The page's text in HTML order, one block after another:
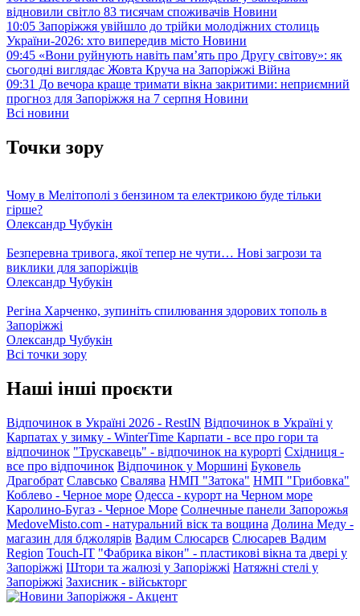
відновили світло 83 тисячам споживачів Новини
10:05 Запоріжжя увійшло до трійки молодіжних столиць
України-2026: хто випередив місто Новини
09:45 «Вони руйнують навіть пам’ять про Другу світову»: як
сьогодні виглядає Жовта Круча на Запоріжжі Війна
09:31 До вечора краще тримати вікна закритими: неприємний
прогноз для Запоріжжя на 7 серпня Новини
Всі новини
Точки зору
Чому в Мелітополі з бензином та електрикою буде тільки
гірше?
Олександр Чубукін
Безперевна тривога, якої тепер не чути… Нові загрози та
виклики для запоріжців
Олександр Чубукін
Регіна Харченко, зупиніть спилювання здорових тополь в
Запоріжжі
Олександр Чубукін
Всі точки зору
Наші інші проєкти
Відпочинок в Україні 2026 - RestIN Відпочинок в Україні у
Карпатах у зимку - WinterTime Карпати - все про гори та
відпочинок "Трускавець" - відпочинок на курорті Східниця -
все про відпочинок Відпочинок у Моршині Буковель
Драгобрат Славсько Свалява НМП "Затока" НМП "Грибовка"
Коблево - Черное море Одесса - курорт на Черном море
Каролино-Бугаз - Черное Море Солнечные панели Запорожья
MedoveMisto.com - натуральний віск та вощина Долина Меду -
магазин для бджолярів Вадим Слюсарєв Слюсарев Вадим
Region Touch-IT "Фабрика вікон" - пластикові вікна та двері у
Запоріжжі Штори та жалюзі у Запоріжжі Натяжні стелі у
Запоріжжі Захисник - військторг